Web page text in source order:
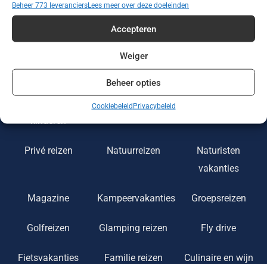
Beheer 773 leveranciersLees meer over deze doeleinden
Accepteren
Weiger
Beheer opties
CookiebeleidPrivacybeleid
Vakantiehuizen
Stedentrips
kinderen
Safari
Privé reizen Natuurreizen
Naturisten
vakanties
Magazine Kampeervakanties Groepsreizen
Golfreizen Glamping reizen Fly drive
Fietsvakanties Familie reizen
Culinaire en wijn